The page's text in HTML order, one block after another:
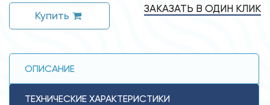
Купить
ЗАКАЗАТЬ В ОДИН КЛИК
ОПИСАНИЕ
ТЕХНИЧЕСКИЕ ХАРАКТЕРИСТИКИ